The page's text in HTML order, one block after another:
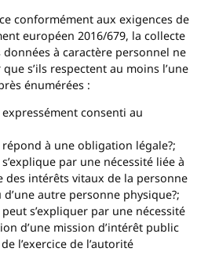
conformément aux exigences de
européen 2016/679, la collecte
à caractère personnel ne
s’ils respectent au moins l’une
énumérées :
expressément consenti au
à une obligation légale?;
par une nécessité liée à
des intérêts vitaux de la personne
autre personne physique?;
s’expliquer par une nécessité
d’une mission d’intérêt public
l’exercice de l’autorité